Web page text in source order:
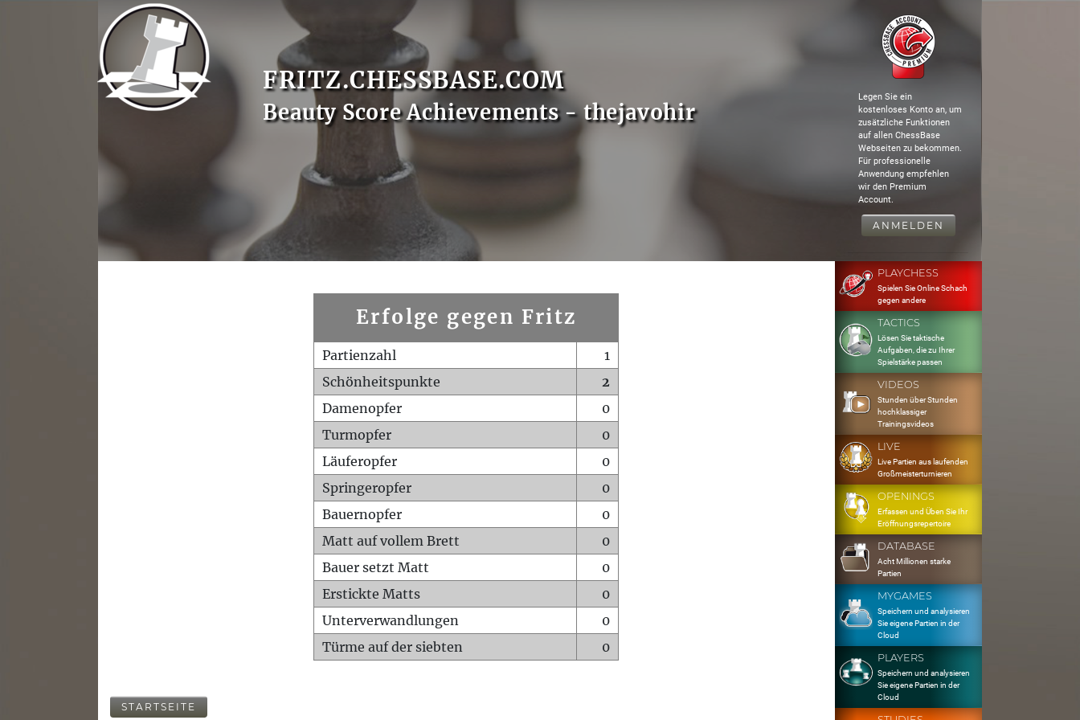
FRITZ.CHESSBASE.COM
Beauty Score Achievements - thejavohir
Legen Sie ein
kostenloses Konto an, um
zusätzliche Funktionen
auf allen ChessBase
Webseiten zu bekommen.
Für professionelle
Anwendung empfehlen
wir den Premium
Account.
ANMELDEN
Erfolge gegen Fritz
Partienzahl
1
Schönheitspunkte
2
Damenopfer
0
Turmopfer
0
Läuferopfer
0
Springeropfer
0
Bauernopfer
0
Matt auf vollem Brett
0
Bauer setzt Matt
0
Erstickte Matts
0
Unterverwandlungen
0
Türme auf der siebten
0
STARTSEITE
PLAYCHESS
Spielen Sie Online Schach
gegen andere
TACTICS
Lösen Sie taktische
Aufgaben, die zu Ihrer
Spielstärke passen
VIDEOS
Stunden über Stunden
hochklassiger
Trainingsvideos
LIVE
Live Partien aus laufenden
Großmeisterturnieren
OPENINGS
Erfassen und Üben Sie Ihr
Eröffnungsrepertoire
DATABASE
Acht Millionen starke
Partien
MYGAMES
Speichern und analysieren
Sie eigene Partien in der
Cloud
PLAYERS
Speichern und analysieren
Sie eigene Partien in der
Cloud